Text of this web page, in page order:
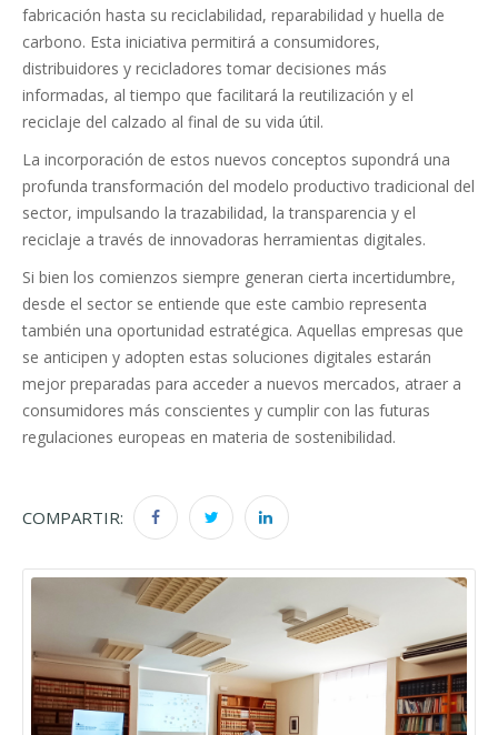
fabricación hasta su reciclabilidad, reparabilidad y huella de
carbono. Esta iniciativa permitirá a consumidores,
distribuidores y recicladores tomar decisiones más
informadas, al tiempo que facilitará la reutilización y el
reciclaje del calzado al final de su vida útil.
La incorporación de estos nuevos conceptos supondrá una
profunda transformación del modelo productivo tradicional del
sector, impulsando la trazabilidad, la transparencia y el
reciclaje a través de innovadoras herramientas digitales.
Si bien los comienzos siempre generan cierta incertidumbre,
desde el sector se entiende que este cambio representa
también una oportunidad estratégica. Aquellas empresas que
se anticipen y adopten estas soluciones digitales estarán
mejor preparadas para acceder a nuevos mercados, atraer a
consumidores más conscientes y cumplir con las futuras
regulaciones europeas en materia de sostenibilidad.
COMPARTIR: